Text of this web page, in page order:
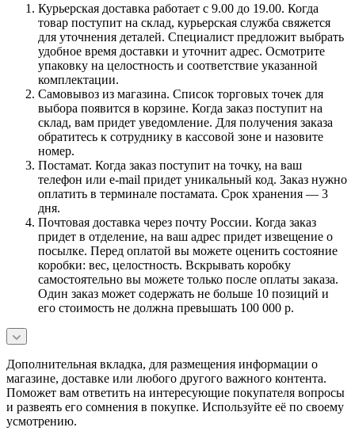
Курьерская доставка работает с 9.00 до 19.00. Когда
товар поступит на склад, курьерская служба свяжется
для уточнения деталей. Специалист предложит выбрать
удобное время доставки и уточнит адрес. Осмотрите
упаковку на целостность и соответствие указанной
комплектации.
Самовывоз из магазина. Список торговых точек для
выбора появится в корзине. Когда заказ поступит на
склад, вам придет уведомление. Для получения заказа
обратитесь к сотруднику в кассовой зоне и назовите
номер.
Постамат. Когда заказ поступит на точку, на ваш
телефон или e-mail придет уникальный код. Заказ нужно
оплатить в терминале постамата. Срок хранения — 3
дня.
Почтовая доставка через почту России. Когда заказ
придет в отделение, на ваш адрес придет извещение о
посылке. Перед оплатой вы можете оценить состояние
коробки: вес, целостность. Вскрывать коробку
самостоятельно вы можете только после оплаты заказа.
Один заказ может содержать не больше 10 позиций и
его стоимость не должна превышать 100 000 р.
Дополнительная вкладка, для размещения информации о
магазине, доставке или любого другого важного контента.
Поможет вам ответить на интересующие покупателя вопросы
и развеять его сомнения в покупке. Используйте её по своему
усмотрению.